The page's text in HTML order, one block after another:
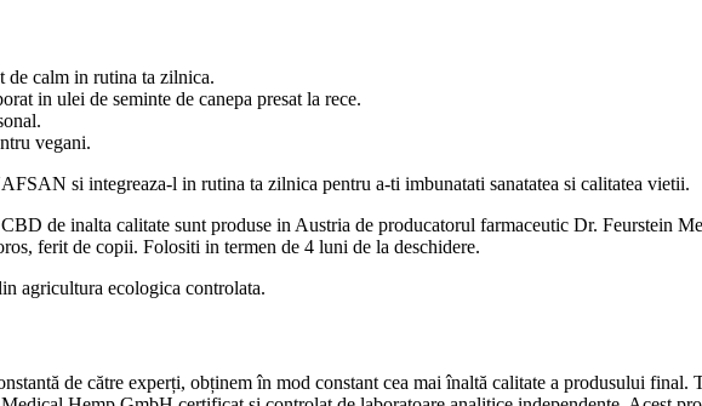
calm in rutina ta zilnica.
in ulei de seminte de canepa presat la rece.
vegani.
si integreaza-l in rutina ta zilnica pentru a-ti imbunatati sanatatea si calitatea vietii.
de inalta calitate sunt produse in Austria de producatorul farmaceutic Dr. Feurstein
ferit de copii. Folositi in termen de 4 luni de la deschidere.
ecologica controlata.
de către experți, obținem în mod constant cea mai înaltă calitate a produsului